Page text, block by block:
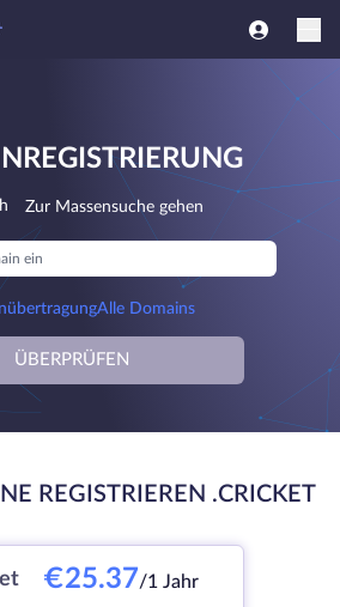
Zur Massensuche gehen
Alle Domains
ÜBERPRÜFEN
REGISTRIEREN .CRICKET
€25.37/1 Jahr